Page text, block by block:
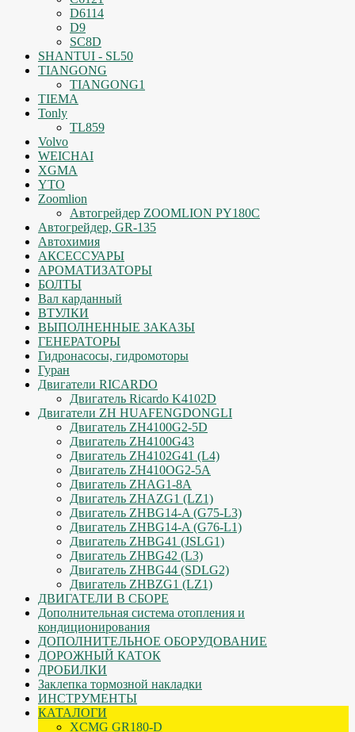
D6114
D9
SC8D
SHANTUI - SL50
TIANGONG
TIANGONG1
TIEMA
Tonly
TL859
Volvo
WEICHAI
XGMA
YTO
Zoomlion
Автогрейдер ZOOMLION PY180C
Автогрейдер, GR-135
Автохимия
АКСЕССУАРЫ
АРОМАТИЗАТОРЫ
БОЛТЫ
Вал карданный
ВТУЛКИ
ВЫПОЛНЕННЫЕ ЗАКАЗЫ
ГЕНЕРАТОРЫ
Гидронасосы, гидромоторы
Гуран
Двигатели RICARDO
Двигатель Ricardo K4102D
Двигатели ZH HUAFENGDONGLI
Двигатель ZH4100G2-5D
Двигатель ZH4100G43
Двигатель ZH4102G41 (L4)
Двигатель ZH410OG2-5A
Двигатель ZHAG1-8A
Двигатель ZHAZG1 (LZ1)
Двигатель ZHBG14-A (G75-L3)
Двигатель ZHBG14-A (G76-L1)
Двигатель ZHBG41 (JSLG1)
Двигатель ZHBG42 (L3)
Двигатель ZHBG44 (SDLG2)
Двигатель ZHBZG1 (LZ1)
ДВИГАТЕЛИ В СБОРЕ
Дополнительная система отопления и
кондиционирования
ДОПОЛНИТЕЛЬНОЕ ОБОРУДОВАНИЕ
ДОРОЖНЫЙ КАТОК
ДРОБИЛКИ
Заклепка тормозной накладки
ИНСТРУМЕНТЫ
КАТАЛОГИ
XCMG GR180-D